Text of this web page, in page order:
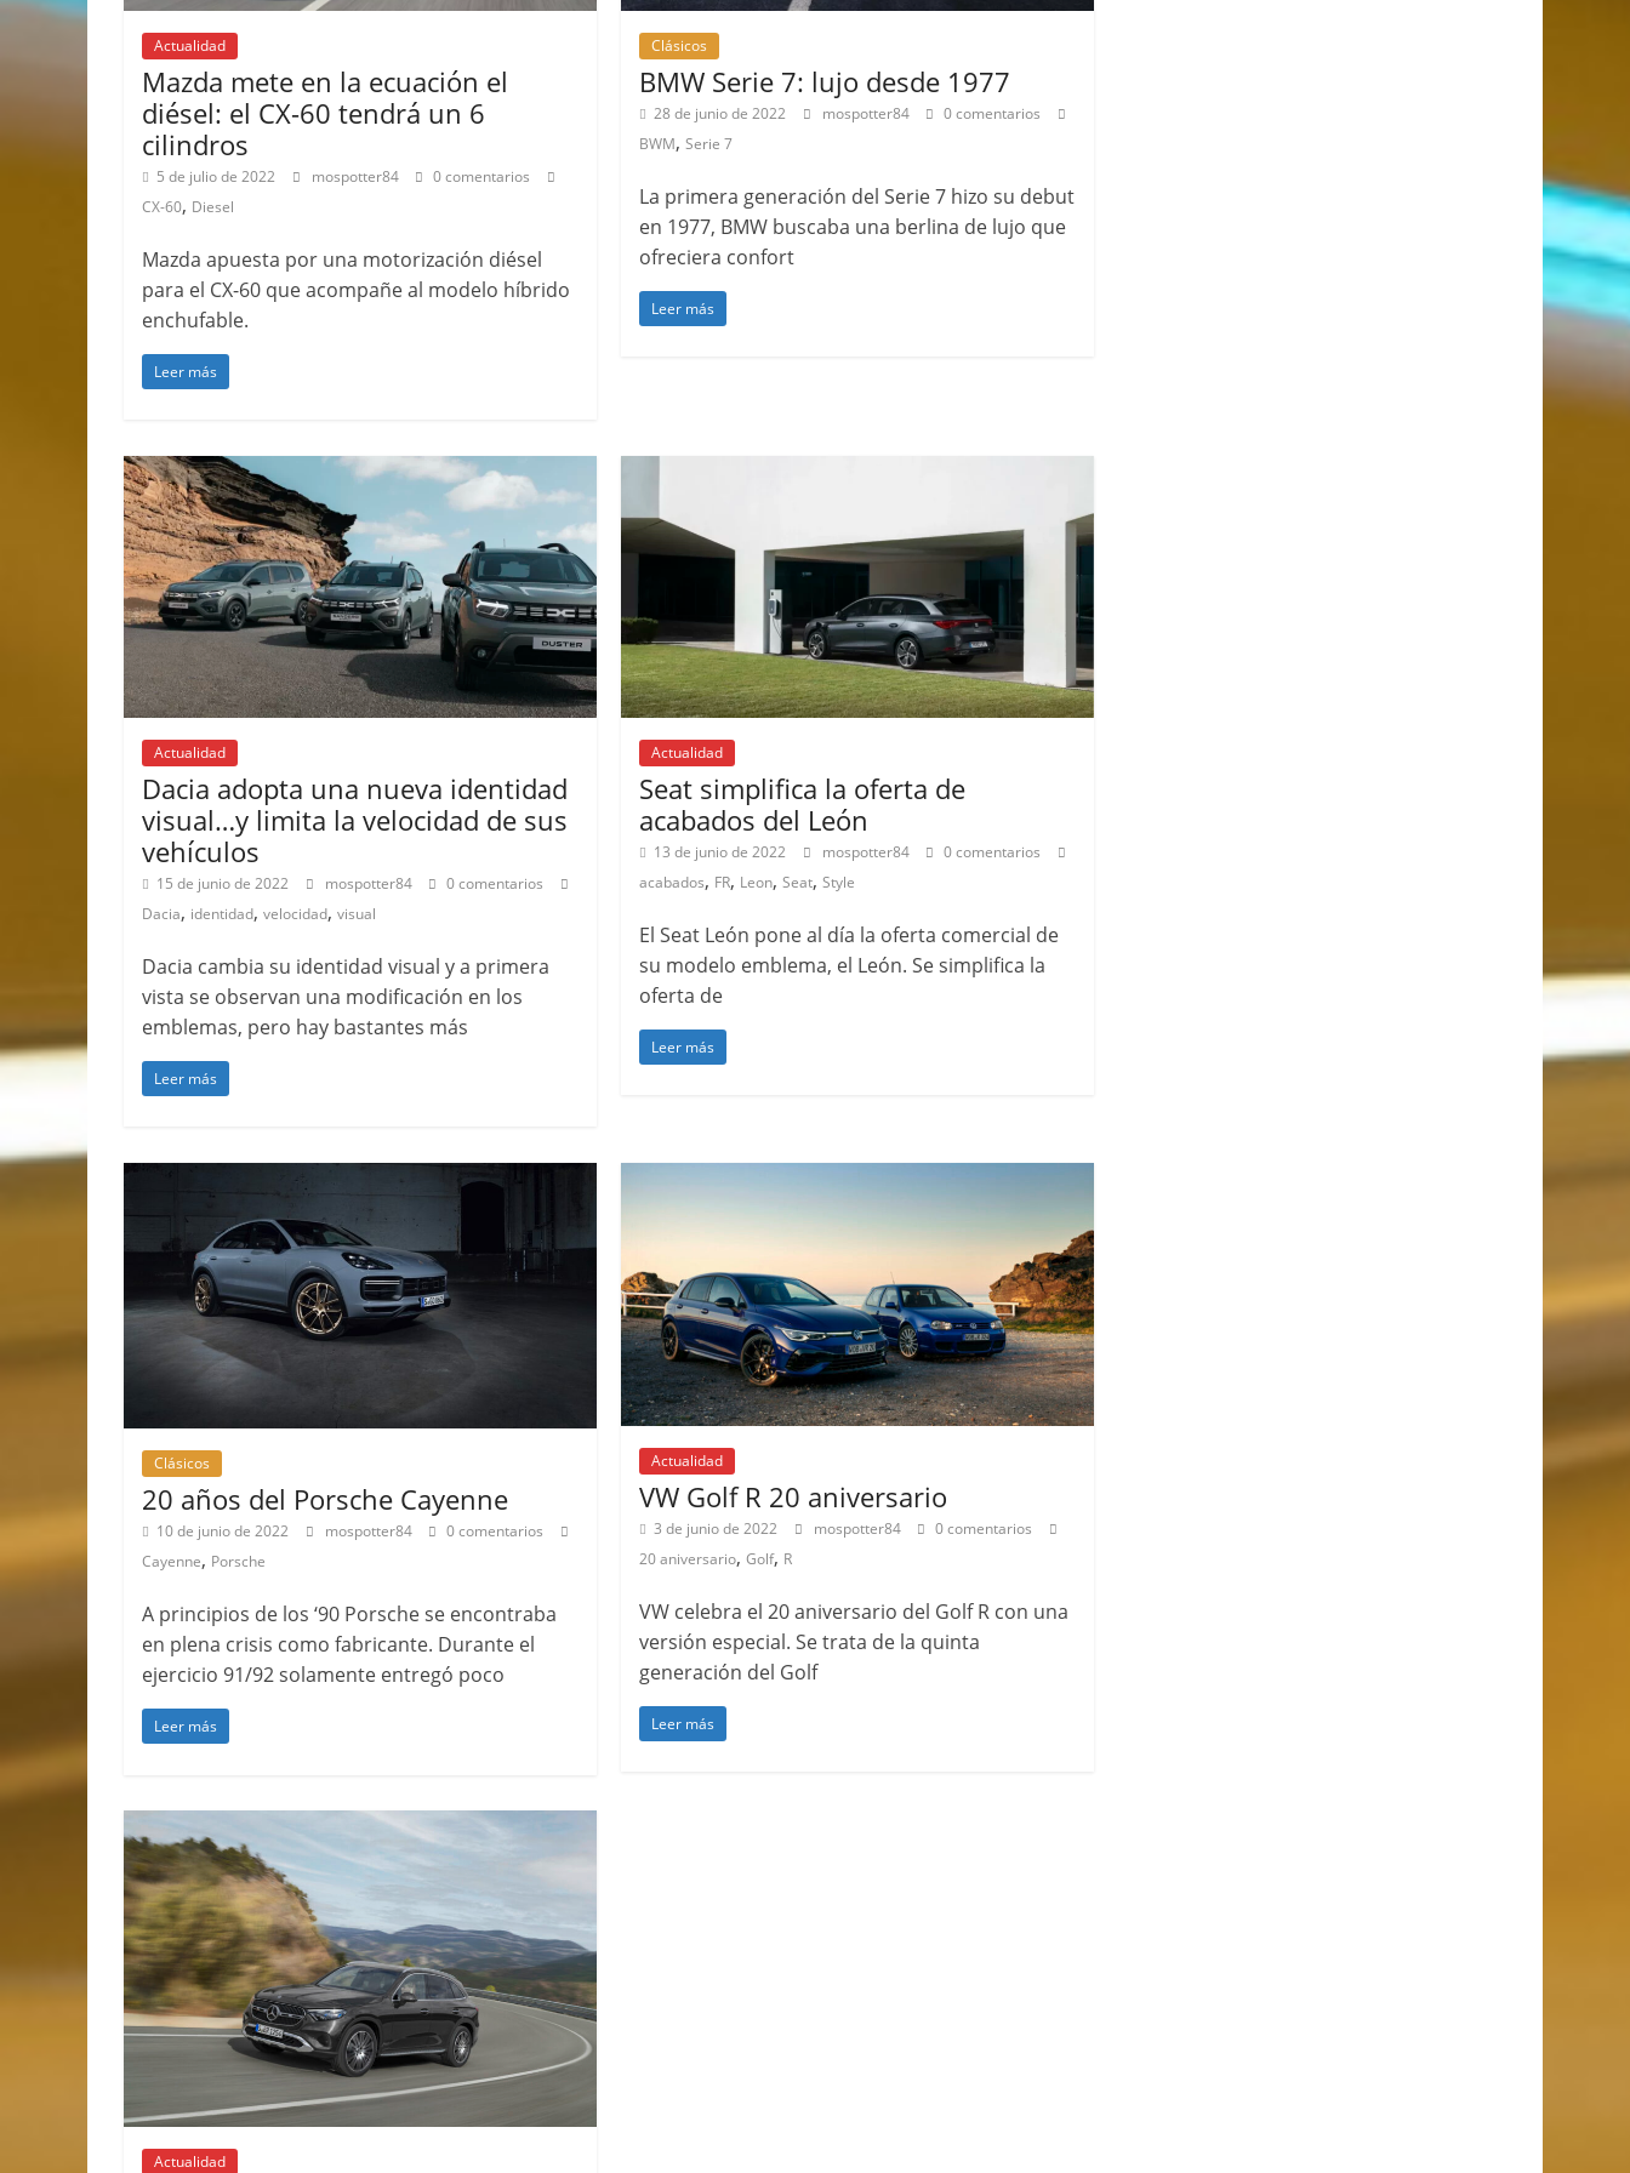
Actualidad
Mazda mete en la ecuación el
diésel: el CX-60 tendrá un 6
cilindros
5 de julio de 2022 mospotter84
0 comentarios
CX-60, Diesel
Mazda apuesta por una motorización diésel
para el CX-60 que acompañe al modelo híbrido
enchufable.
Leer más
Clásicos
BMW Serie 7: lujo desde 1977
28 de junio de 2022 mospotter84
0 comentarios
BWM,Serie 7
La primera generación del Serie 7 hizo su debut
en 1977, BMW buscaba una berlina de lujo que
ofreciera confort
Leer más
Actualidad
Dacia adopta una nueva identidad
visual…y limita la velocidad de sus
vehículos
15 de junio de 2022 mospotter84
0 comentarios
Dacia, identidad, velocidad, visual
Dacia cambia su identidad visual y a primera
vista se observan una modificación en los
emblemas, pero hay bastantes más
Leer más
Actualidad
Seat simplifica la oferta de
acabados del León
13 de junio de 2022 mospotter84
0 comentarios
acabados, FR, Leon,Seat,Style
El Seat León pone al día la oferta comercial de
su modelo emblema, el León. Se simplifica la
oferta de
Leer más
Clásicos
20 años del Porsche Cayenne
10 de junio de 2022 mospotter84
0 comentarios
Cayenne, Porsche
A principios de los ‘90 Porsche se encontraba
en plena crisis como fabricante. Durante el
ejercicio 91/92 solamente entregó poco
Leer más
Actualidad
VW Golf R 20 aniversario
3 de junio de 2022 mospotter84
0 comentarios
20 aniversario,Golf, R
VW celebra el 20 aniversario del Golf R con una
versión especial. Se trata de la quinta
generación del Golf
Leer más
Actualidad